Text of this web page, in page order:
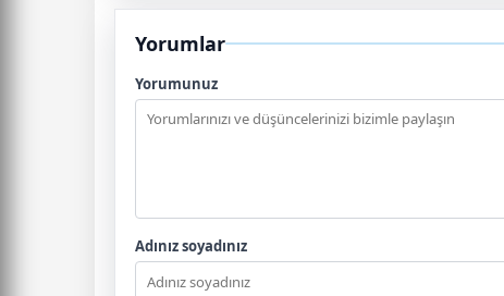
Yorumlar
Yorumunuz
Adınız soyadınız